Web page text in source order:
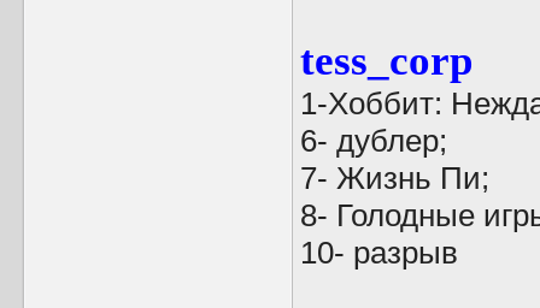
tess_corp
1-Хоббит:
6- дублер;
7- Жизнь Пи;
8- Голодные
10- разрыв